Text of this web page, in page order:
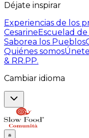
Déjate inspirar
Experiencias de los
CesarineEscuelad de
Saborea los Pueblos
Quiénes somos
& RR.PP.
Cambiar idioma